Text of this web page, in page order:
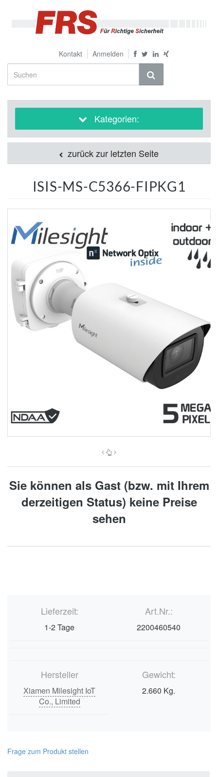
Kontakt Anmelden
Kategorien:
zurück zur letzten Seite
ISIS-MS-C5366-FIPKG1
Sie können als Gast (bzw. mit Ihrem
derzeitigen Status) keine Preise
sehen
Lieferzeit:
1-2 Tage
Art.Nr.:
2200460540
Hersteller
Xiamen Milesight IoT
Co., Limited
Gewicht:
2.660 Kg.
Frage zum Produkt stellen